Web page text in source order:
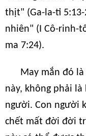
thịt" (Ga-la-ti
nhiên" (I Cô-rinh-
ma 7:24).
May mắn đó
này, không phải
người. Con người
chết mất đời đời